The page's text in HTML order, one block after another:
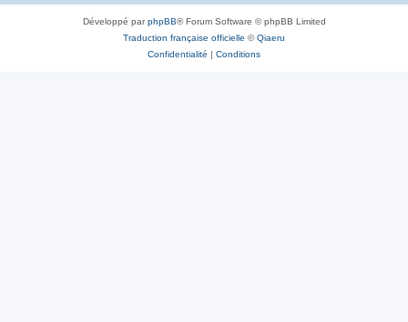
Développé parphpBB® Forum Software © phpBB Limited
Traduction française officielle ©Qiaeru
Confidentialité | Conditions